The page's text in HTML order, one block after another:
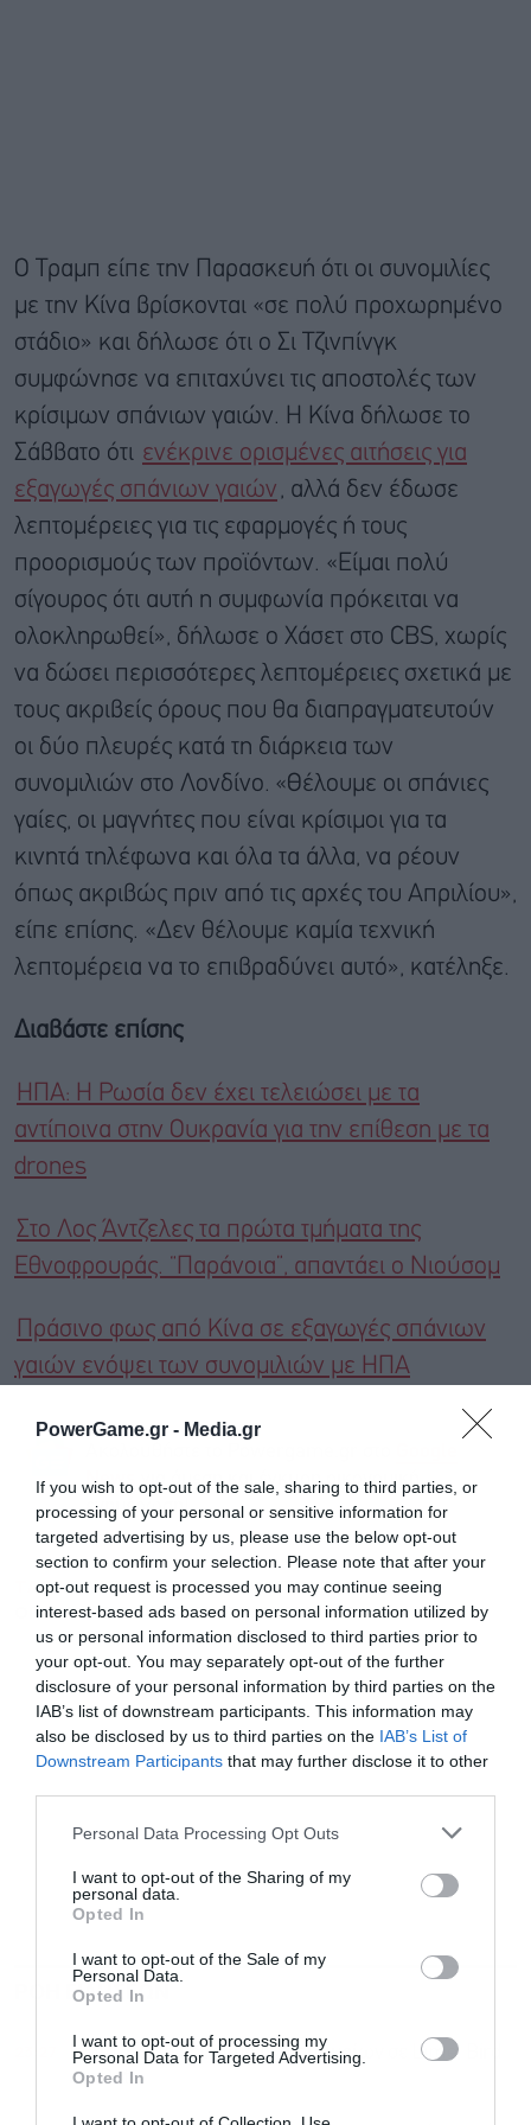
PowerGame.gr - Media.gr
If you wish to opt-out of the sale, sharing to third parties, or
processing of your personal or sensitive information for
targeted advertising by us, please use the below opt-out
section to confirm your selection. Please note that after your
opt-out request is processed you may continue seeing
interest-based ads based on personal information utilized by
us or personal information disclosed to third parties prior to
your opt-out. You may separately opt-out of the further
disclosure of your personal information by third parties on the
IAB’s list of downstream participants. This information may
also be disclosed by us to third parties on the IAB’s List of
Downstream Participants that may further disclose it to other
Personal Data Processing Opt Outs
I want to opt-out of the Sharing of my
personal data.
Opted In
I want to opt-out of the Sale of my
Personal Data.
Opted In
I want to opt-out of processing my
Personal Data for Targeted Advertising.
Opted In
Ο Τραμπ είπε την Παρασκευή ότι οι συνομιλίες
με την Κίνα βρίσκονται «σε πολύ προχωρημένο
στάδιο» και δήλωσε ότι ο Σι Τζινπίνγκ
συμφώνησε να επιταχύνει τις αποστολές των
κρίσιμων σπάνιων γαιών. Η Κίνα δήλωσε το
Σάββατο ότι ενέκρινε ορισμένες αιτήσεις για
εξαγωγές σπάνιων γαιών
, αλλά δεν έδωσε
λεπτομέρειες για τις εφαρμογές ή τους
προορισμούς των προϊόντων. «Είμαι πολύ
σίγουρος ότι αυτή η συμφωνία πρόκειται να
ολοκληρωθεί», δήλωσε ο Χάσετ στο CBS, χωρίς
να δώσει περισσότερες λεπτομέρειες σχετικά με
τους ακριβείς όρους που θα διαπραγματευτούν
οι δύο πλευρές κατά τη διάρκεια των
συνομιλιών στο Λονδίνο. «Θέλουμε οι σπάνιες
γαίες, οι μαγνήτες που είναι κρίσιμοι για τα
κινητά τηλέφωνα και όλα τα άλλα, να ρέουν
όπως ακριβώς πριν από τις αρχές του Απριλίου»,
είπε επίσης. «Δεν θέλουμε καμία τεχνική
λεπτομέρεια να το επιβραδύνει αυτό», κατέληξε.
Διαβάστε επίσης
ΗΠΑ: Η Ρωσία δεν έχει τελειώσει με τα
αντίποινα στην Ουκρανία για την επίθεση με τα
drones
Στο Λος Άντζελες τα πρώτα τμήματα της
Εθνοφρουράς. “Παράνοια”, απαντάει ο Νιούσομ
Πράσινο φως από Κίνα σε εξαγωγές σπάνιων
γαιών ενόψει των συνομιλιών με ΗΠΑ
News
για άμεση και έγκυρη οικονομική
ενημέρωση!
TAGS: ΔΑΣΜΟΙ ΗΠΑ ΚΙΝΑ ΝΤΟΝΑΛΝΤ ΤΡΑΜΠ
ΟΡΥΚΤΑ ΣΙ ΤΖΙΝΠΙΝΓΚ ΣΠΑΝΙΕΣ ΓΑΙΕΣ
ΡΟΗ ΕΙΔΗΣΕΩΝ
Ιταλία: Βαριά πρόστιμα εκατομμυρίων σε Lime, Bird
και Dott
Εγγραφή στο
και την πολιτική απορρήτου